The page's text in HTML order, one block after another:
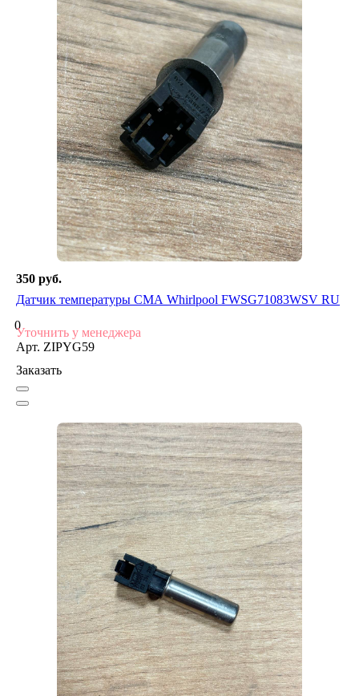
350 руб.
Датчик температуры СМА Whirlpool FWSG71083WSV RU
0
Уточнить у менеджера
Арт. ZIPYG59
Заказать